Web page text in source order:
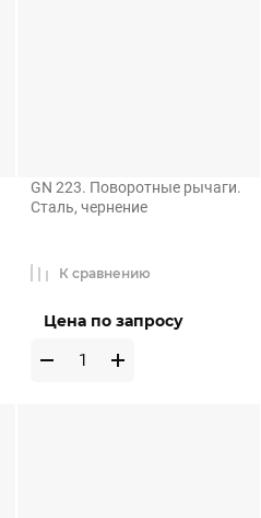
GN 223. Поворотные рычаги.
Сталь, чернение
Цена по запросу
К сравнению